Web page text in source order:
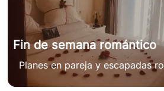
Fin de semana romántico
Planes en pareja y escapadas